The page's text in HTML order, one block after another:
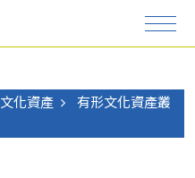
文化資產
有形文化資產叢